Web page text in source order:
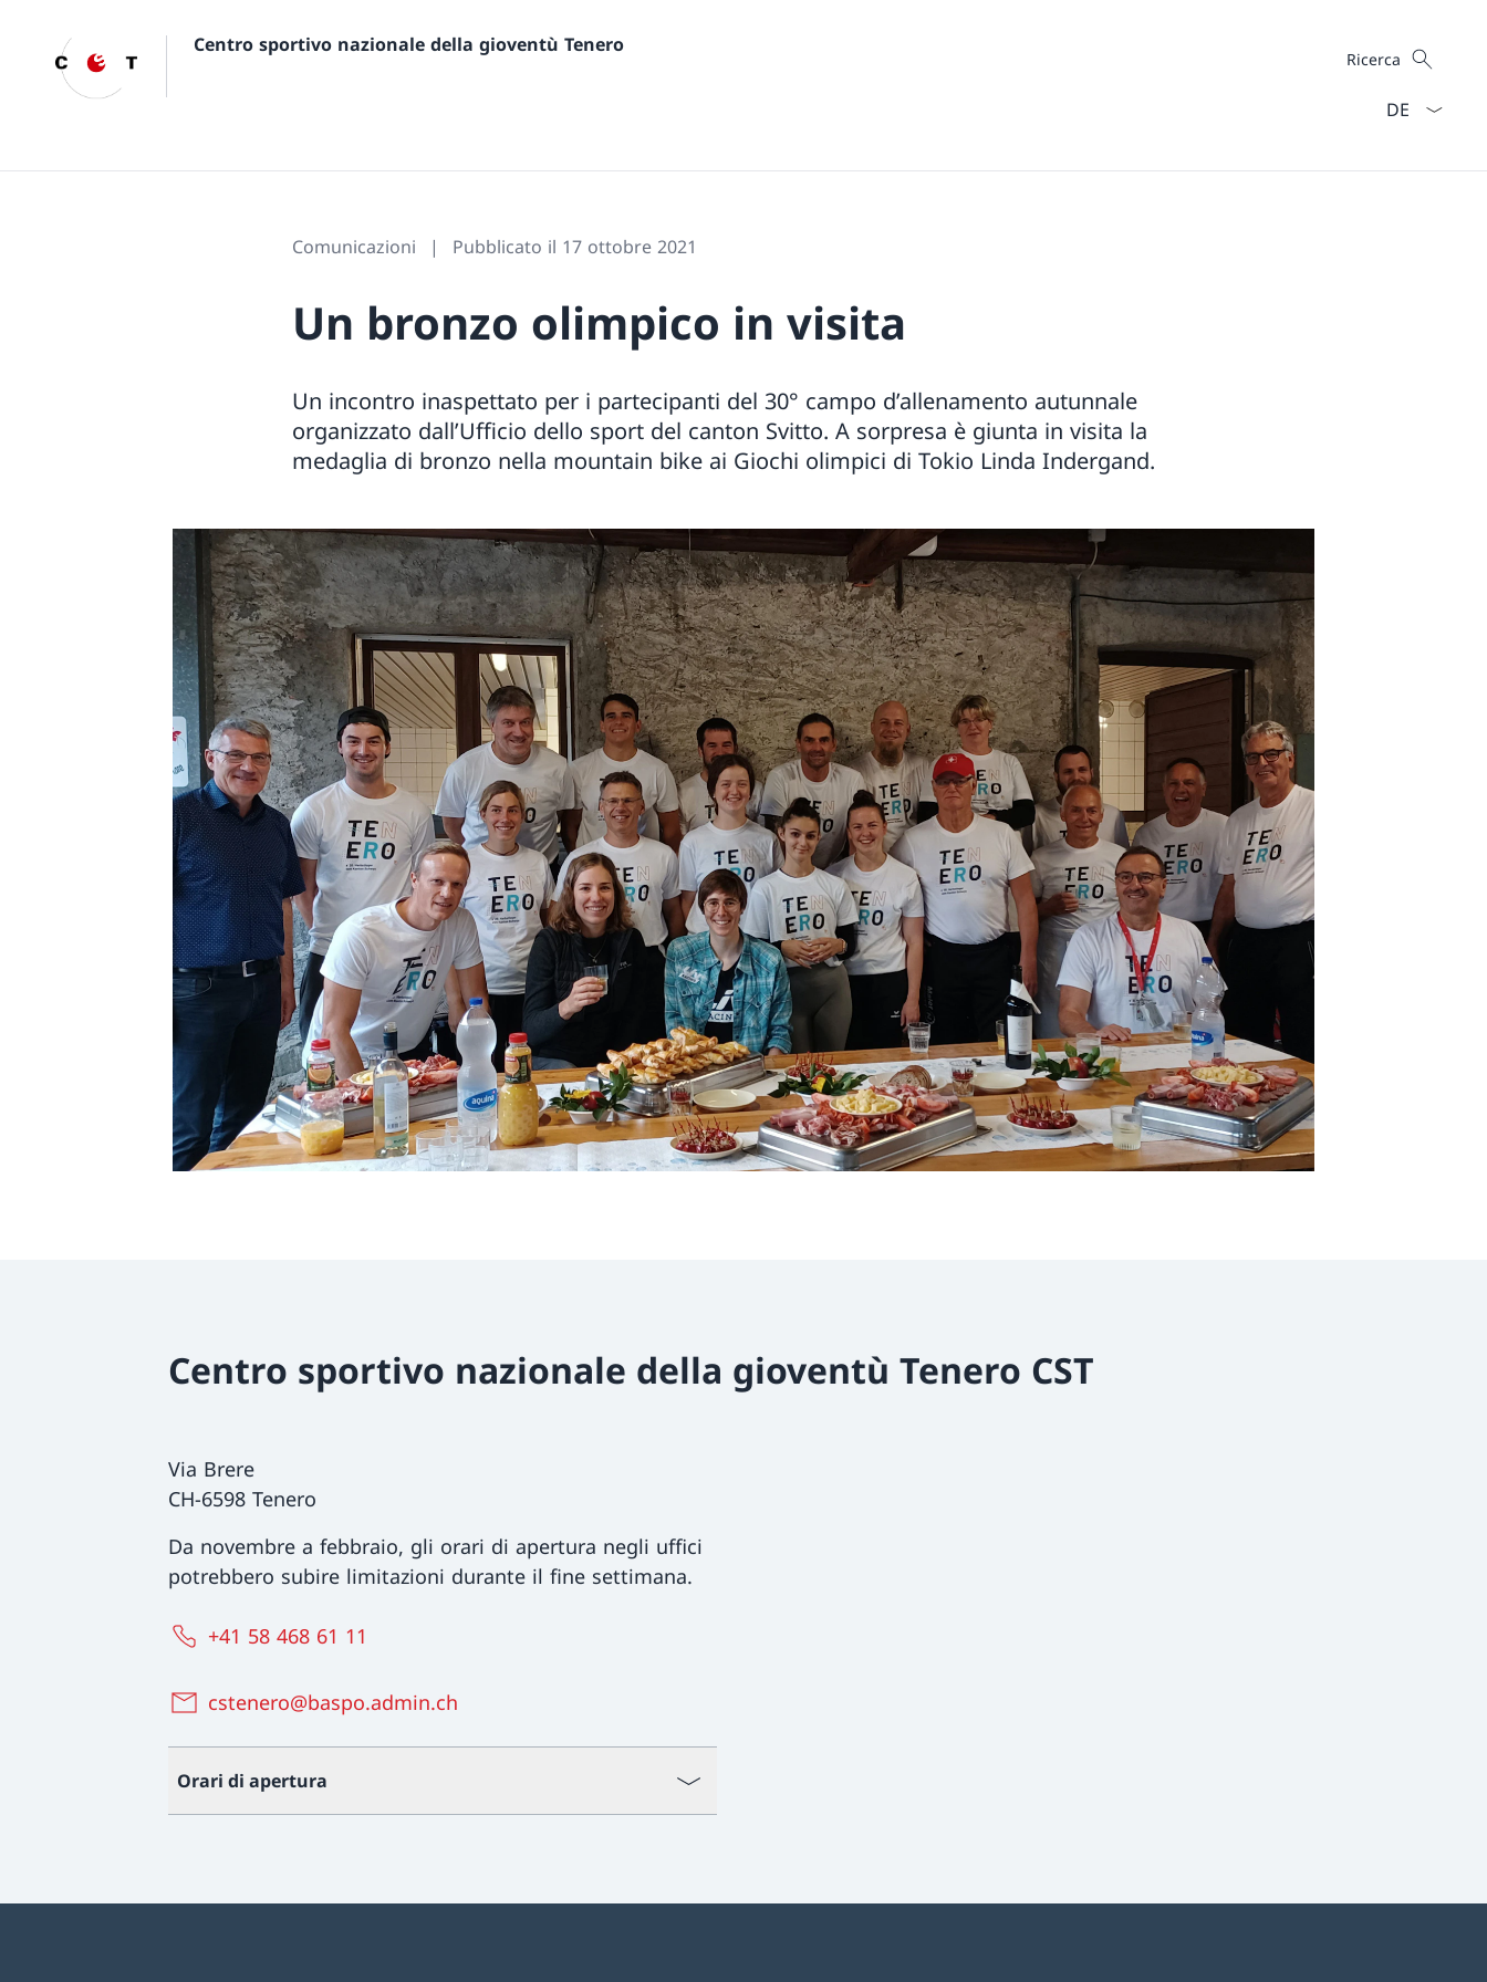
Centro sportivo nazionale della gioventù Tenero Cercare
Ricerca
Comunicazioni Pubblicato il 17 ottobre 2021
Un bronzo olimpico in visita
Un incontro inaspettato per i partecipanti del 30° campo d’allenamento autunnale
organizzato dall’Ufficio dello sport del canton Svitto. A sorpresa è giunta in visita la
medaglia di bronzo nella mountain bike ai Giochi olimpici di Tokio Linda Indergand.
Centro sportivo nazionale della gioventù Tenero CST
Via Brere
CH-6598 Tenero
Da novembre a febbraio, gli orari di apertura negli uffici
potrebbero subire limitazioni durante il fine settimana.
+41 58 468 61 11
cstenero@baspo.admin.ch
Orari di apertura